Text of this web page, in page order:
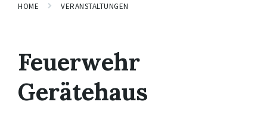
HOME VERANSTALTUNGEN
Feuerwehr
Gerätehaus